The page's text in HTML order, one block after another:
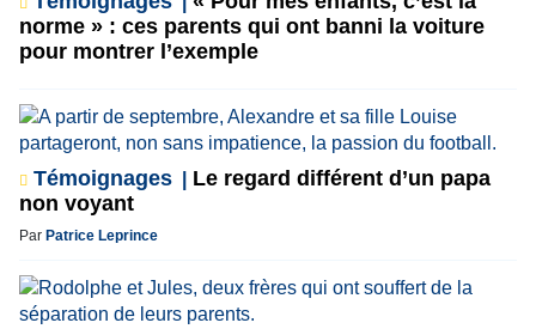
norme » : ces parents qui ont banni la voiture
pour montrer l’exemple
Témoignages
Le regard différent d’un papa
non voyant
Par Patrice Leprince